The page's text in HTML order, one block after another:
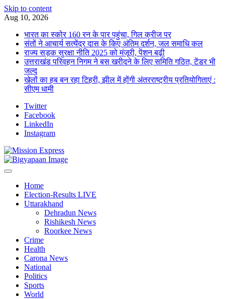
Skip to content
Aug 10, 2026
भारत का स्कोर 160 रन के पार पहुंचा, गिल क्रीज पर
संतों ने आचार्य सत्येंद्र दास के किए अंतिम दर्शन, जल समाधि कल
राज्य सड़क सुरक्षा नीति 2025 को मंजूरी, पेंशन बढ़ी
उत्तराखंड परिवहन निगम ने बस खरीदने के लिए समिति गठित, टेंडर भी
जल्द
खेलों का हब बन रहा टिहरी, झील में होंगी अंतरराष्ट्रीय प्रतियोगिताएं :
सीएम धामी
Twitter
Facebook
LinkedIn
Instagram
Home
Election-Results LIVE
Uttarakhand
Dehradun News
Rishikesh News
Roorkee News
Crime
Health
Carona News
National
Politics
Sports
World